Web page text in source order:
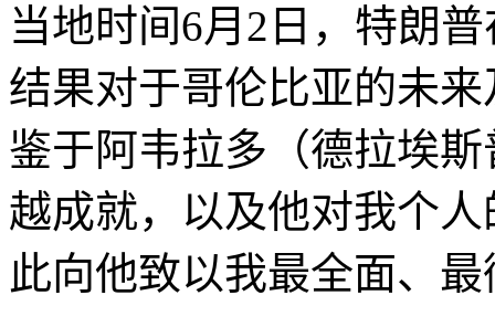
当地时间6月2日，特朗
结果对于哥伦比亚的未
鉴于阿韦拉多（德拉埃
越成就，以及他对我个
此向他致以我最全面、